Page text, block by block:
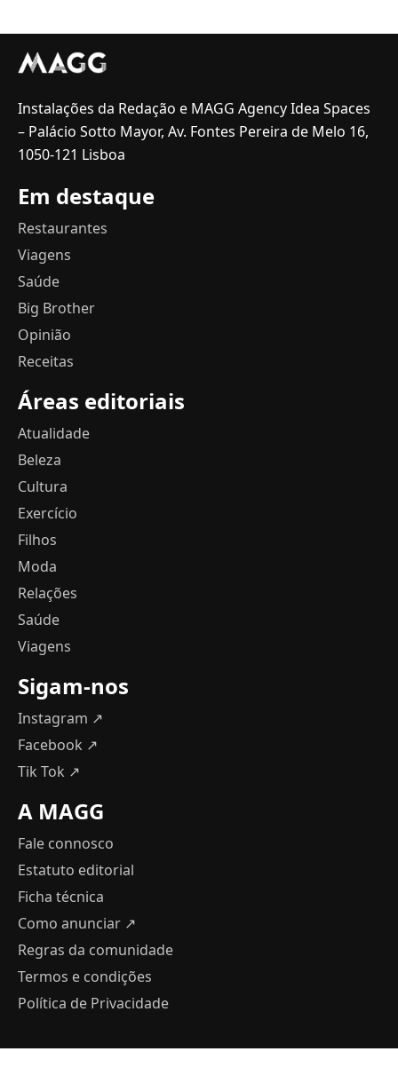
Instalações da Redação e MAGG Agency Idea Spaces
– Palácio Sotto Mayor, Av. Fontes Pereira de Melo 16,
1050-121 Lisboa
Em destaque
Restaurantes
Viagens
Saúde
Big Brother
Opinião
Receitas
Áreas editoriais
Atualidade
Beleza
Cultura
Exercício
Filhos
Moda
Relações
Saúde
Viagens
Sigam-nos
Instagram ↗
Facebook ↗
Tik Tok ↗
A MAGG
Fale connosco
Estatuto editorial
Ficha técnica
Como anunciar ↗
Regras da comunidade
Termos e condições
Política de Privacidade